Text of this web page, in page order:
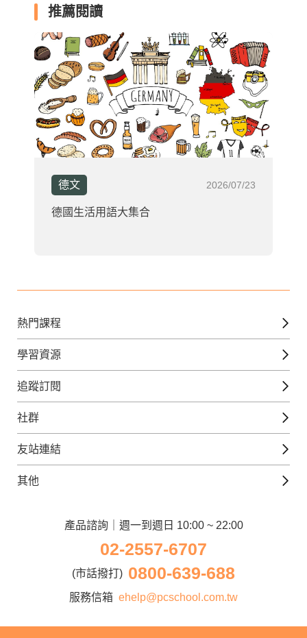
推薦閱讀
德文 2026/07/23
德國生活用語大集合
熱門課程
英文課程
日語課程
韓語課程
法文課程
兒童日語課程
學習資源
免費線上檢定
外語補給站
美日語數位學院
追蹤訂閱
Gjun-就醬學外語
官方Youtube
社群
英語觀光城
日語觀光城
友站連結
iWorld JR
電腦直播教學
巨匠東大日語
其他
Apply to Teach
講師登入
產品諮詢｜週一到週日 10:00 ~ 22:00
02-2557-6707
(市話撥打) 0800-639-688
服務信箱 ehelp@pcschool.com.tw